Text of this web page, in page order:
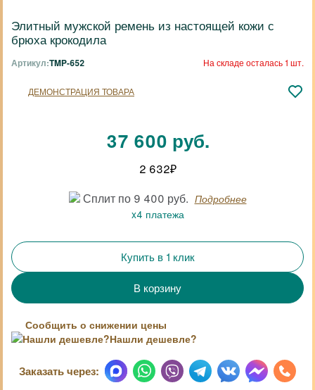
Элитный мужской ремень из настоящей кожи с
брюха крокодила
Артикул:TMP-652 На складе осталась 1 шт.
ДЕМОНСТРАЦИЯ ТОВАРА
37 600 руб.
2 632₽
Сплит по 9 400 руб. Подробнее
x4 платежа
Купить в 1 клик
Сообщить о снижении цены
Нашли дешевле?
Заказать через: